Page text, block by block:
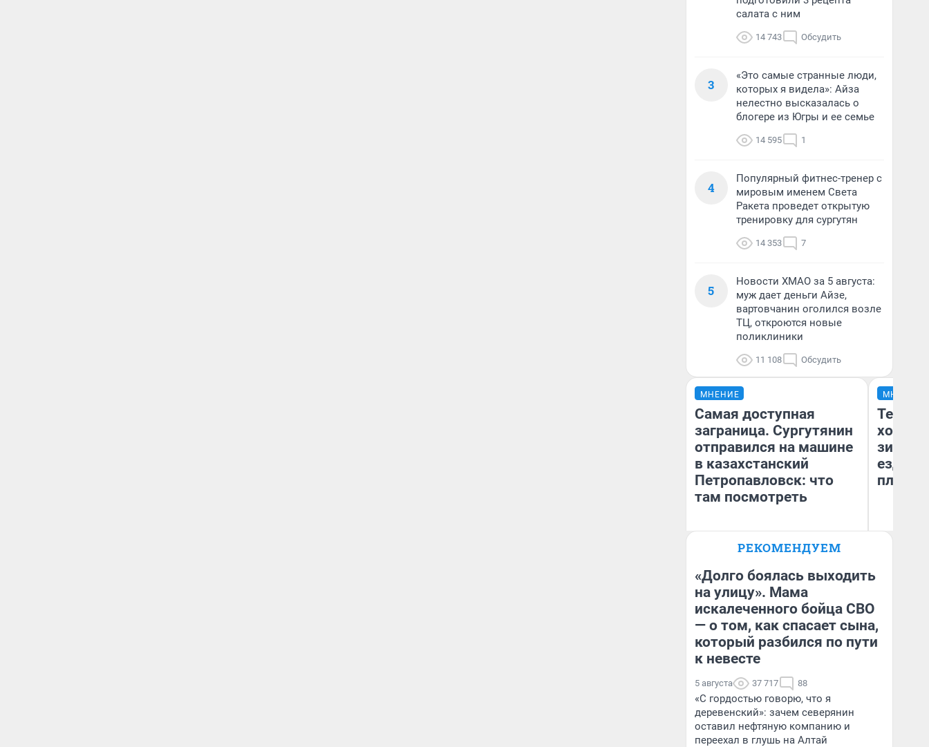
салата с ним
14 743 Обсудить
3
«Это самые странные люди,
которых я видела»: Айза
нелестно высказалась о
блогере из Югры и ее семье
14 595 1
4
Популярный фитнес-тренер с
мировым именем Света
Ракета проведет открытую
тренировку для сургутян
14 353 7
5
Новости ХМАО за 5 августа:
муж дает деньги Айзе,
вартовчанин оголился возле
ТЦ, откроются новые
поликлиники
11 108 Обсудить
МНЕНИЕ
Самая доступная
заграница. Сургутянин
отправился на машине
в казахстанский
Петропавловск: что
там посмотреть
Анатолий Кузнецов
МНЕНИЕ
Тепло
зимой.
ездит
плюсы
РЕКОМЕНДУЕМ
«Долго боялась выходить
на улицу». Мама
искалеченного бойца СВО
— о том, как спасает сына,
который разбился по пути
к невесте
5 августа 37 717 88
«С гордостью говорю, что я
деревенский»: зачем северянин
оставил нефтяную компанию и
переехал в глушь на Алтай